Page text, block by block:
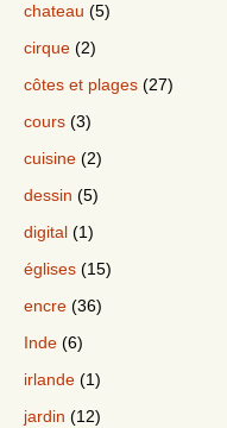
chateau (5)
cirque (2)
côtes et plages (27)
cours (3)
cuisine (2)
dessin (5)
digital (1)
églises (15)
encre (36)
Inde (6)
irlande (1)
jardin (12)